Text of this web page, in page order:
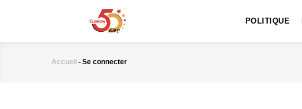
POLITIQUE
Fil
Accueil -Se connecter